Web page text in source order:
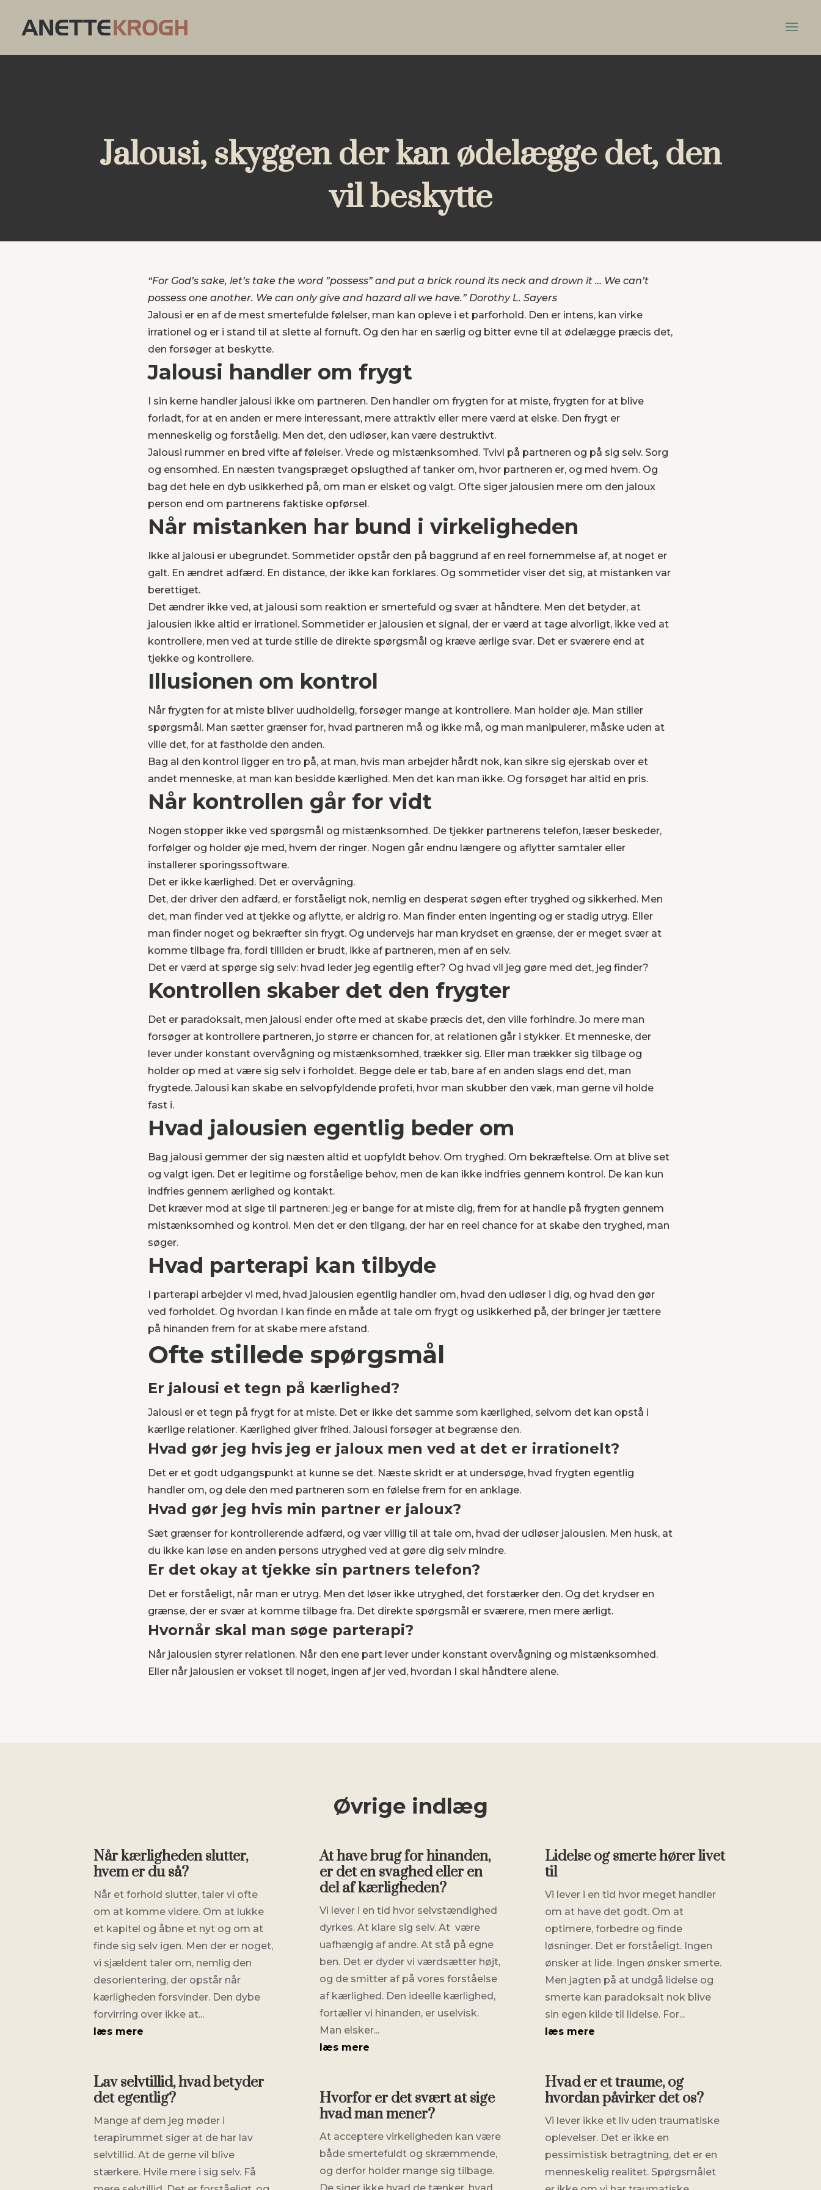
Jalousi, skyggen der kan ødelægge det, den
vil beskytte
“For God’s sake, let’s take the word ”possess” and put a brick round its neck and drown it … We can’t
possess one another. We can only give and hazard all we have.” Dorothy L. Sayers
Jalousi er en af de mest smertefulde følelser, man kan opleve i et parforhold. Den er intens, kan virke
irrationel og er i stand til at slette al fornuft. Og den har en særlig og bitter evne til at ødelægge præcis det,
den forsøger at beskytte.
Jalousi handler om frygt
I sin kerne handler jalousi ikke om partneren. Den handler om frygten for at miste, frygten for at blive
forladt, for at en anden er mere interessant, mere attraktiv eller mere værd at elske. Den frygt er
menneskelig og forståelig. Men det, den udløser, kan være destruktivt.
Jalousi rummer en bred vifte af følelser. Vrede og mistænksomhed. Tvivl på partneren og på sig selv. Sorg
og ensomhed. En næsten tvangspræget opslugthed af tanker om, hvor partneren er, og med hvem. Og
bag det hele en dyb usikkerhed på, om man er elsket og valgt. Ofte siger jalousien mere om den jaloux
person end om partnerens faktiske opførsel.
Når mistanken har bund i virkeligheden
Ikke al jalousi er ubegrundet. Sommetider opstår den på baggrund af en reel fornemmelse af, at noget er
galt. En ændret adfærd. En distance, der ikke kan forklares. Og sommetider viser det sig, at mistanken var
berettiget.
Det ændrer ikke ved, at jalousi som reaktion er smertefuld og svær at håndtere. Men det betyder, at
jalousien ikke altid er irrationel. Sommetider er jalousien et signal, der er værd at tage alvorligt, ikke ved at
kontrollere, men ved at turde stille de direkte spørgsmål og kræve ærlige svar. Det er sværere end at
tjekke og kontrollere.
Illusionen om kontrol
Når frygten for at miste bliver uudholdelig, forsøger mange at kontrollere. Man holder øje. Man stiller
spørgsmål. Man sætter grænser for, hvad partneren må og ikke må, og man manipulerer, måske uden at
ville det, for at fastholde den anden.
Bag al den kontrol ligger en tro på, at man, hvis man arbejder hårdt nok, kan sikre sig ejerskab over et
andet menneske, at man kan besidde kærlighed. Men det kan man ikke. Og forsøget har altid en pris.
Når kontrollen går for vidt
Nogen stopper ikke ved spørgsmål og mistænksomhed. De tjekker partnerens telefon, læser beskeder,
forfølger og holder øje med, hvem der ringer. Nogen går endnu længere og aflytter samtaler eller
installerer sporingssoftware.
Det er ikke kærlighed. Det er overvågning.
Det, der driver den adfærd, er forståeligt nok, nemlig en desperat søgen efter tryghed og sikkerhed. Men
det, man finder ved at tjekke og aflytte, er aldrig ro. Man finder enten ingenting og er stadig utryg. Eller
man finder noget og bekræfter sin frygt. Og undervejs har man krydset en grænse, der er meget svær at
komme tilbage fra, fordi tilliden er brudt, ikke af partneren, men af en selv.
Det er værd at spørge sig selv: hvad leder jeg egentlig efter? Og hvad vil jeg gøre med det, jeg finder?
Kontrollen skaber det den frygter
Det er paradoksalt, men jalousi ender ofte med at skabe præcis det, den ville forhindre. Jo mere man
forsøger at kontrollere partneren, jo større er chancen for, at relationen går i stykker. Et menneske, der
lever under konstant overvågning og mistænksomhed, trækker sig. Eller man trækker sig tilbage og
holder op med at være sig selv i forholdet. Begge dele er tab, bare af en anden slags end det, man
frygtede. Jalousi kan skabe en selvopfyldende profeti, hvor man skubber den væk, man gerne vil holde
fast i.
Hvad jalousien egentlig beder om
Bag jalousi gemmer der sig næsten altid et uopfyldt behov. Om tryghed. Om bekræftelse. Om at blive set
og valgt igen. Det er legitime og forståelige behov, men de kan ikke indfries gennem kontrol. De kan kun
indfries gennem ærlighed og kontakt.
Det kræver mod at sige til partneren: jeg er bange for at miste dig, frem for at handle på frygten gennem
mistænksomhed og kontrol. Men det er den tilgang, der har en reel chance for at skabe den tryghed, man
søger.
Hvad parterapi kan tilbyde
I parterapi arbejder vi med, hvad jalousien egentlig handler om, hvad den udløser i dig, og hvad den gør
ved forholdet. Og hvordan I kan finde en måde at tale om frygt og usikkerhed på, der bringer jer tættere
på hinanden frem for at skabe mere afstand.
Ofte stillede spørgsmål
Er jalousi et tegn på kærlighed?
Jalousi er et tegn på frygt for at miste. Det er ikke det samme som kærlighed, selvom det kan opstå i
kærlige relationer. Kærlighed giver frihed. Jalousi forsøger at begrænse den.
Hvad gør jeg hvis jeg er jaloux men ved at det er irrationelt?
Det er et godt udgangspunkt at kunne se det. Næste skridt er at undersøge, hvad frygten egentlig
handler om, og dele den med partneren som en følelse frem for en anklage.
Hvad gør jeg hvis min partner er jaloux?
Sæt grænser for kontrollerende adfærd, og vær villig til at tale om, hvad der udløser jalousien. Men husk, at
du ikke kan løse en anden persons utryghed ved at gøre dig selv mindre.
Er det okay at tjekke sin partners telefon?
Det er forståeligt, når man er utryg. Men det løser ikke utryghed, det forstærker den. Og det krydser en
grænse, der er svær at komme tilbage fra. Det direkte spørgsmål er sværere, men mere ærligt.
Hvornår skal man søge parterapi?
Når jalousien styrer relationen. Når den ene part lever under konstant overvågning og mistænksomhed.
Eller når jalousien er vokset til noget, ingen af jer ved, hvordan I skal håndtere alene.
Øvrige indlæg
Når kærligheden slutter,
hvem er du så?
Når et forhold slutter, taler vi ofte
om at komme videre. Om at lukke
et kapitel og åbne et nyt og om at
finde sig selv igen. Men der er noget,
vi sjældent taler om, nemlig den
desorientering, der opstår når
kærligheden forsvinder. Den dybe
forvirring over ikke at...
læs mere
Lav selvtillid, hvad betyder
det egentlig?
Mange af dem jeg møder i
terapirummet siger at de har lav
selvtillid. At de gerne vil blive
stærkere. Hvile mere i sig selv. Få
At have brug for hinanden,
er det en svaghed eller en
del af kærligheden?
Vi lever i en tid hvor selvstændighed
dyrkes. At klare sig selv. At være
uafhængig af andre. At stå på egne
ben. Det er dyder vi værdsætter højt,
og de smitter af på vores forståelse
af kærlighed. Den ideelle kærlighed,
fortæller vi hinanden, er uselvisk.
Man elsker...
læs mere
Hvorfor er det svært at sige
hvad man mener?
At acceptere virkeligheden kan være
både smertefuldt og skræmmende,
og derfor holder mange sig tilbage.
Lidelse og smerte hører livet
til
Vi lever i en tid hvor meget handler
om at have det godt. Om at
optimere, forbedre og finde
løsninger. Det er forståeligt. Ingen
ønsker at lide. Ingen ønsker smerte.
Men jagten på at undgå lidelse og
smerte kan paradoksalt nok blive
sin egen kilde til lidelse. For...
læs mere
Hvad er et traume, og
hvordan påvirker det os?
Vi lever ikke et liv uden traumatiske
oplevelser. Det er ikke en
pessimistisk betragtning, det er en
menneskelig realitet. Spørgsmålet